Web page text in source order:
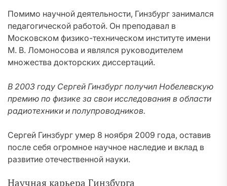
Помимо научной деятельности, Гинзбург занимался
педагогической работой. Он преподавал в
Московском физико-техническом институте имени
М. В. Ломоносова и являлся руководителем
множества докторских диссертаций.
В 2003 году Сергей Гинзбург получил Нобелевскую
премию по физике за свои исследования в области
радиотехники и полупроводников.
Сергей Гинзбург умер 8 ноября 2009 года, оставив
после себя огромное научное наследие и вклад в
развитие отечественной науки.
Научная карьера Гинзбурга